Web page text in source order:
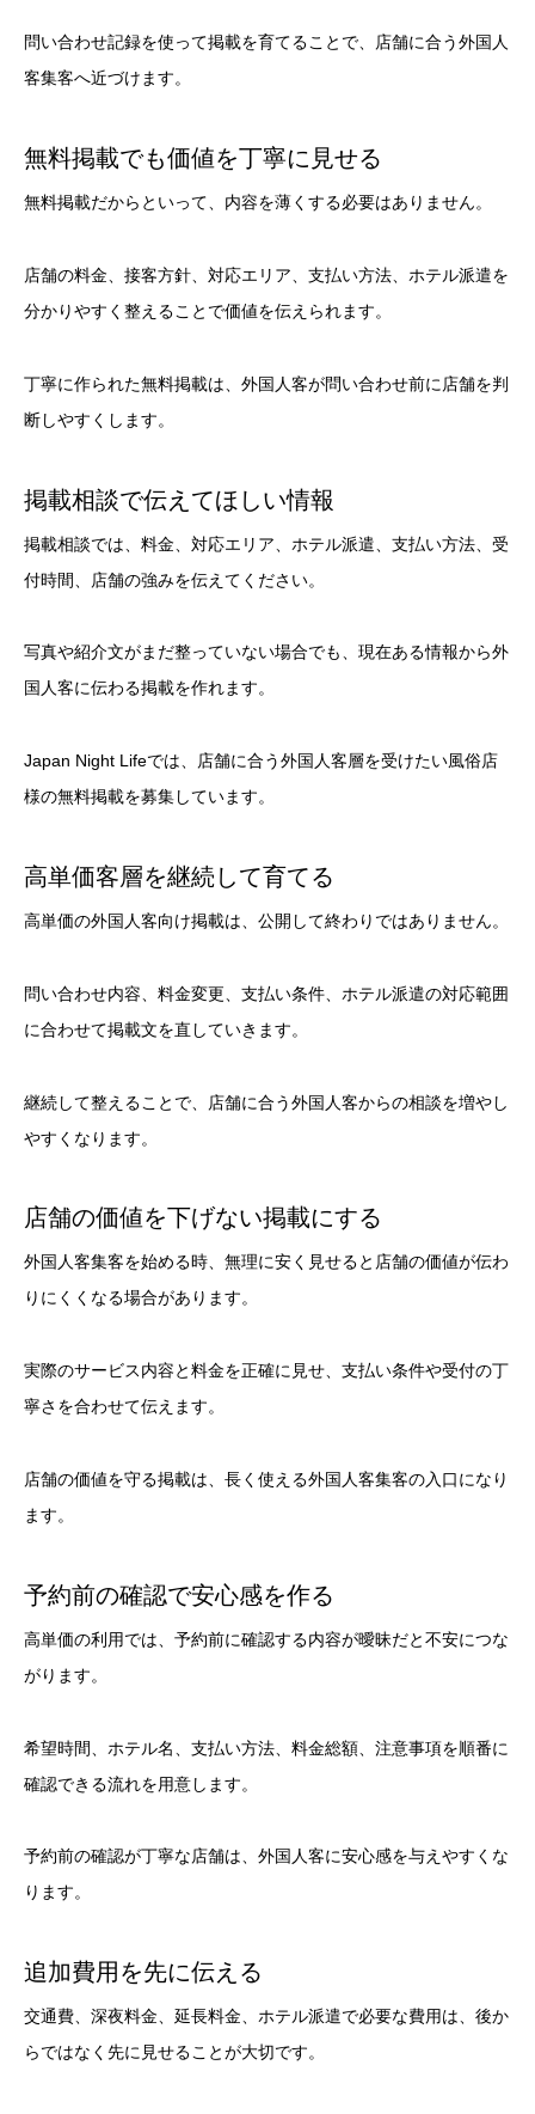
問い合わせ記録を使って掲載を育てることで、店舗に合う外国人
客集客へ近づけます。
無料掲載でも価値を丁寧に見せる
無料掲載だからといって、内容を薄くする必要はありません。
店舗の料金、接客方針、対応エリア、支払い方法、ホテル派遣を
分かりやすく整えることで価値を伝えられます。
丁寧に作られた無料掲載は、外国人客が問い合わせ前に店舗を判
断しやすくします。
掲載相談で伝えてほしい情報
掲載相談では、料金、対応エリア、ホテル派遣、支払い方法、受
付時間、店舗の強みを伝えてください。
写真や紹介文がまだ整っていない場合でも、現在ある情報から外
国人客に伝わる掲載を作れます。
Japan Night Lifeでは、店舗に合う外国人客層を受けたい風俗店
様の無料掲載を募集しています。
高単価客層を継続して育てる
高単価の外国人客向け掲載は、公開して終わりではありません。
問い合わせ内容、料金変更、支払い条件、ホテル派遣の対応範囲
に合わせて掲載文を直していきます。
継続して整えることで、店舗に合う外国人客からの相談を増やし
やすくなります。
店舗の価値を下げない掲載にする
外国人客集客を始める時、無理に安く見せると店舗の価値が伝わ
りにくくなる場合があります。
実際のサービス内容と料金を正確に見せ、支払い条件や受付の丁
寧さを合わせて伝えます。
店舗の価値を守る掲載は、長く使える外国人客集客の入口になり
ます。
予約前の確認で安心感を作る
高単価の利用では、予約前に確認する内容が曖昧だと不安につな
がります。
希望時間、ホテル名、支払い方法、料金総額、注意事項を順番に
確認できる流れを用意します。
予約前の確認が丁寧な店舗は、外国人客に安心感を与えやすくな
ります。
追加費用を先に伝える
交通費、深夜料金、延長料金、ホテル派遣で必要な費用は、後か
らではなく先に見せることが大切です。